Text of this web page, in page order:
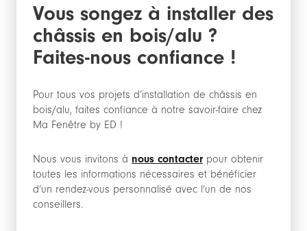
Vous songez à installer des
châssis en bois/alu ?
Faites-nous confiance !
Pour tous vos projets d’installation de châssis en
bois/alu, faites confiance à notre savoir-faire chez
Ma Fenêtre by ED !
Nous vous invitons à nous contacterpour obtenir
toutes les informations nécessaires et bénéficier
d’un rendez-vous personnalisé avec l’un de nos
conseillers.